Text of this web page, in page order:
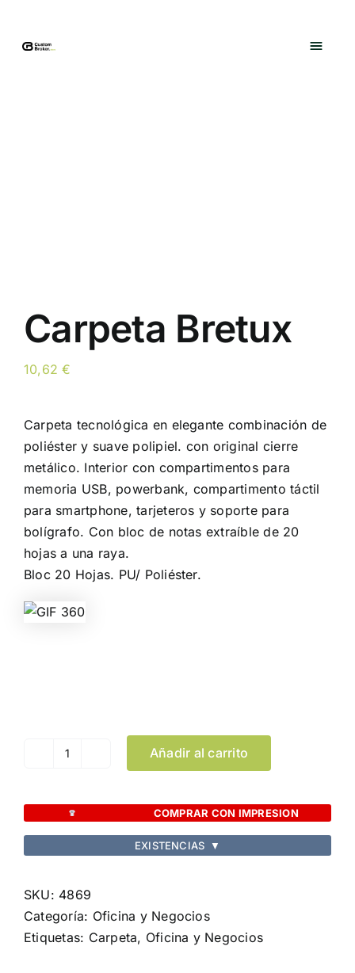
contenido
Carpeta Bretux
10,62€
Carpeta tecnológica en elegante combinación de
poliéster y suave polipiel. con original cierre
metálico. Interior con compartimentos para
memoria USB, powerbank, compartimento táctil
para smartphone, tarjeteros y soporte para
bolígrafo. Con bloc de notas extraíble de 20
hojas a una raya.
Bloc 20 Hojas. PU/ Poliéster.
Carpeta
cantidad
Añadir al carrito
COMPRAR CON IMPRESION
EXISTENCIAS ▼
SKU: 4869
Categoría: Oficina y Negocios
Etiquetas: Carpeta, Oficina y Negocios